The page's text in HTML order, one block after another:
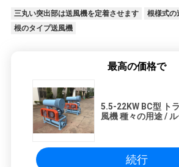
三丸い突出部は送風機を定着させます
根様式の
根のタイプ送風機
最高の価格で
5.5-22KW BC型 ト
風機 種々の用途 /
続行